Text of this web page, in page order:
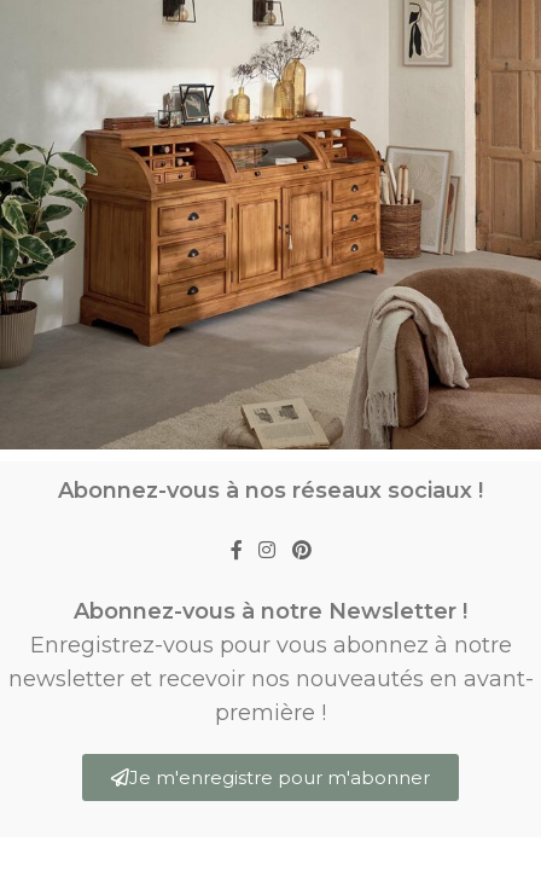
Abonnez-vous à nos réseaux sociaux !
Abonnez-vous à notre Newsletter !
Enregistrez-vous pour vous abonnez à notre
newsletter et recevoir nos nouveautés en avant-
première !
Je m'enregistre pour m'abonner